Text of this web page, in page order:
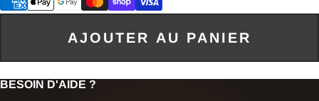
AJOUTER AU PANIER
BESOIN D'AIDE ?